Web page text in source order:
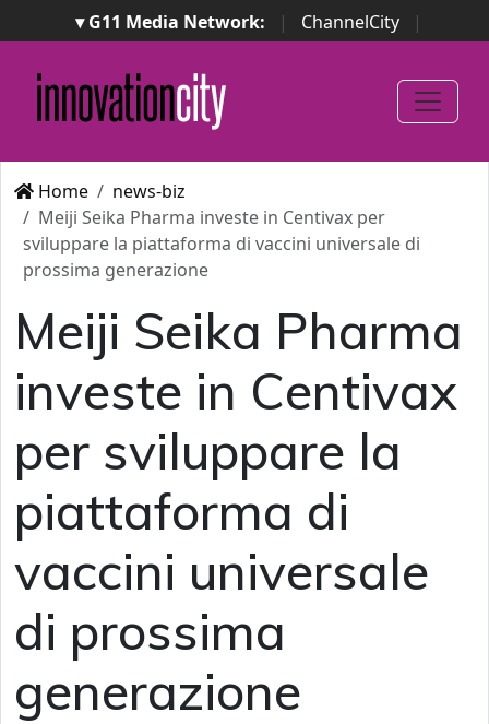
▾ G11 Media Network: | ChannelCity
|
ImpresaCity | SecurityOpenLab | Italian Channel
Awards
Italian Project Awards
Italian Security
Awards
Home
news-biz
Meiji Seika Pharma investe in Centivax per
sviluppare la piattaforma di vaccini universale di
prossima generazione
Meiji Seika Pharma
investe in Centivax
per sviluppare la
piattaforma di
vaccini universale
di prossima
generazione